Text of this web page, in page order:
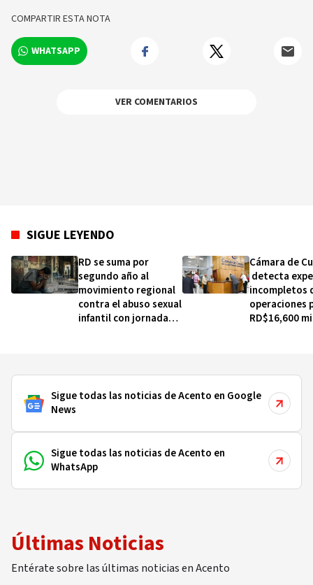
COMPARTIR ESTA NOTA
WHATSAPP
VER COMENTARIOS
SIGUE LEYENDO
RD se suma por
segundo año al
movimiento regional
contra el abuso sexual
infantil con jornada
Cámara de
detecta
incompletos
operaciones
RD$16,600
Sigue todas las noticias de Acento en Google
News
Sigue todas las noticias de Acento en
WhatsApp